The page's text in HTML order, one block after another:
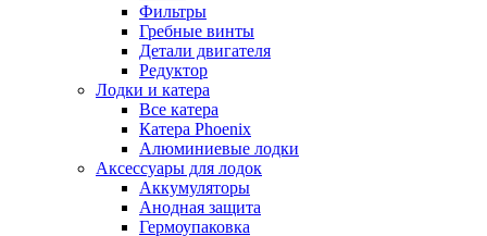
Фильтры
Гребные винты
Детали двигателя
Редуктор
Лодки и катера
Все катера
Катера Phoenix
Алюминиевые лодки
Аксессуары для лодок
Аккумуляторы
Анодная защита
Гермоупаковка